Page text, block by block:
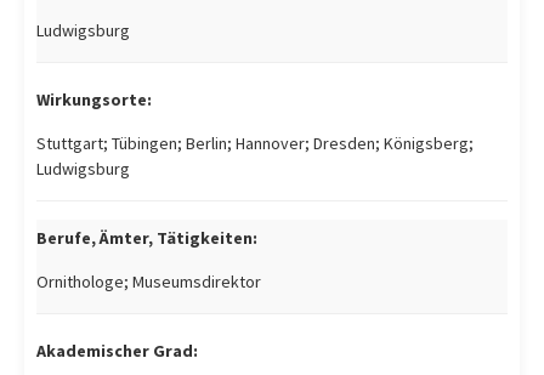
Ludwigsburg
Wirkungsorte:
Stuttgart; Tübingen; Berlin; Hannover; Dresden; Königsberg;
Ludwigsburg
Berufe, Ämter, Tätigkeiten:
Ornithologe; Museumsdirektor
Akademischer Grad: